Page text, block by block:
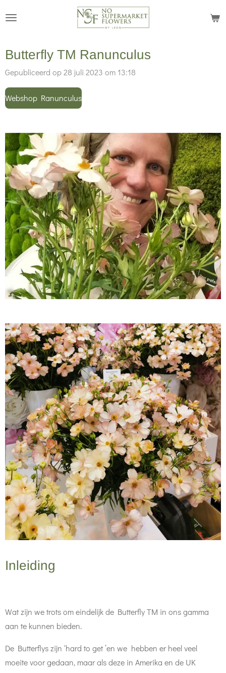
de
hoofdinhoud
Butterfly TM Ranunculus
Gepubliceerd op 28 juli 2023 om 13:18
Webshop Ranunculus
Inleiding
Wat zijn we trots om eindelijk de Butterfly TM in ons gamma
aan te kunnen bieden.
De Butterflys zijn ‘hard to get ’en we hebben er heel veel
moeite voor gedaan, maar als deze in Amerika en de UK